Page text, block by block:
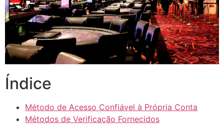
Índice
Método de Acesso Confiável à Própria Conta
Métodos de Verificação Fornecidos